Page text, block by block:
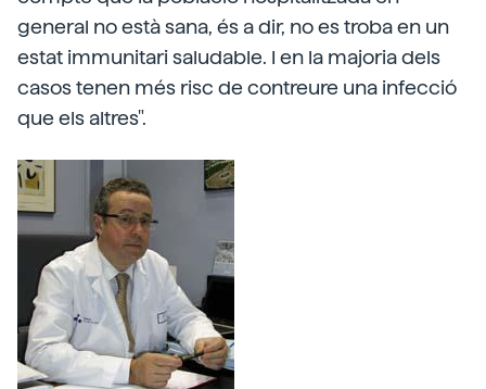
general no està sana, és a dir, no es troba en un
estat immunitari saludable. I en la majoria dels
casos tenen més risc de contreure una infecció
que els altres".